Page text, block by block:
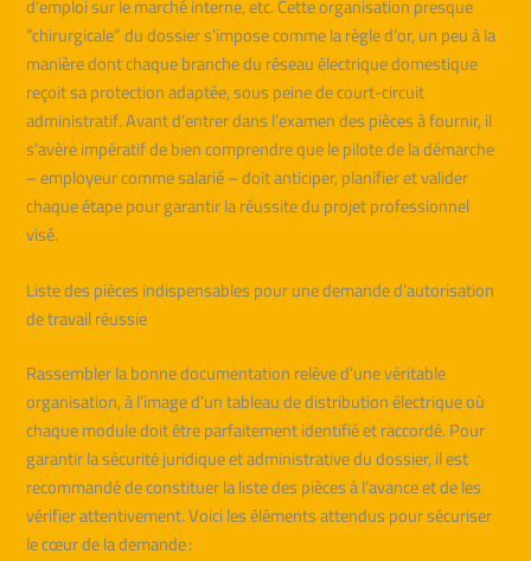
“chirurgicale” du dossier s’impose comme la règle d’or, un peu à la
manière dont chaque branche du réseau électrique domestique
reçoit sa protection adaptée, sous peine de court-circuit
administratif. Avant d’entrer dans l’examen des pièces à fournir, il
s’avère impératif de bien comprendre que le pilote de la démarche
– employeur comme salarié – doit anticiper, planifier et valider
chaque étape pour garantir la réussite du projet professionnel
visé.
Liste des pièces indispensables pour une demande d’autorisation
de travail réussie
Rassembler la bonne documentation relève d’une véritable
organisation, à l’image d’un tableau de distribution électrique où
chaque module doit être parfaitement identifié et raccordé. Pour
garantir la sécurité juridique et administrative du dossier, il est
recommandé de constituer la liste des pièces à l’avance et de les
vérifier attentivement. Voici les éléments attendus pour sécuriser
le cœur de la demande :